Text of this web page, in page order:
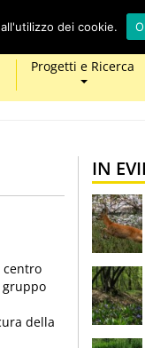
Progetti e Ricerca
centro
gruppo
della
IN
dei cookie.